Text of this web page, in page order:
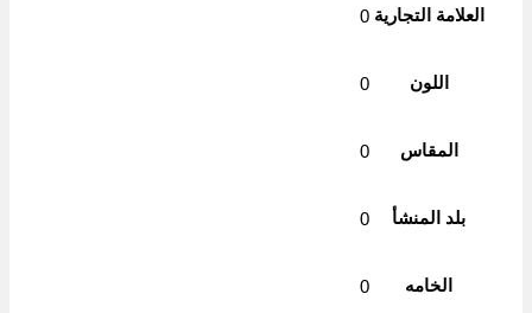
العلامة التجارية 0
اللون 0
المقاس 0
بلد المنشأ 0
الخامه 0